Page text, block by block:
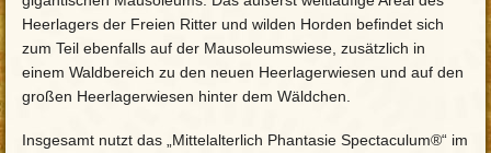
Heerlagers der Freien Ritter und wilden Horden befindet sich
zum Teil ebenfalls auf der Mausoleumswiese, zusätzlich in
einem Waldbereich zu den neuen Heerlagerwiesen und auf den
großen Heerlagerwiesen hinter dem Wäldchen.
Insgesamt nutzt das „Mittelalterlich Phantasie Spectaculum®“ im